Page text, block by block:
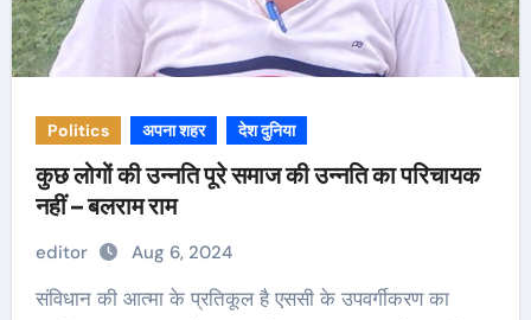
Politics अपना शहर देश दुनिया
कुछ लोगों की उन्नति पूरे समाज की उन्नति का परिचायक
नहीं – बलराम राम
editor Aug 6, 2024
संविधान की आत्मा के प्रतिकूल है एससी के उपवर्गीकरण का